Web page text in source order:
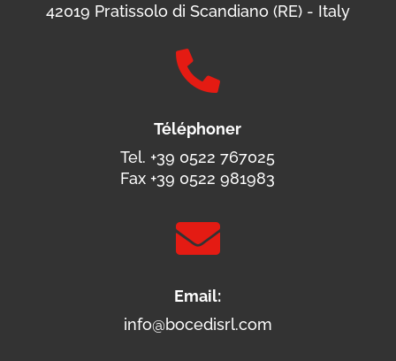
42019 Pratissolo di Scandiano (RE) - Italy

Téléphoner
Tel. +39 0522 767025
Fax +39 0522 981983

Email:
info@bocedisrl.com